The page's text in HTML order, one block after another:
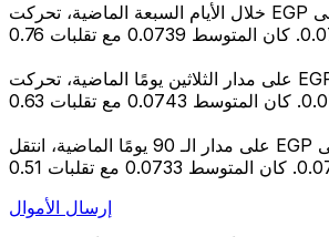
خلال الأيام السبعة الماضية، تحركت EGP إلى SAR بين 0.0733 و
على مدار الثلاثين يومًا الماضية، تحركت EGP إلى SAR بين
على مدار الـ 90 يومًا الماضية، انتقل EGP إلى SAR بين 0.0701
إرسال الأموال